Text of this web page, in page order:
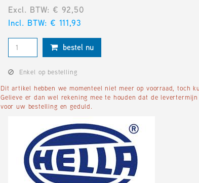
Excl. BTW: € 92,50
Incl. BTW: € 111,93
bestel nu
Enkel op bestelling
Dit artikel hebben we momenteel niet meer op voorraad, toch
Gelieve er dan wel rekening mee te houden dat de
voor uw bestelling en geduld.